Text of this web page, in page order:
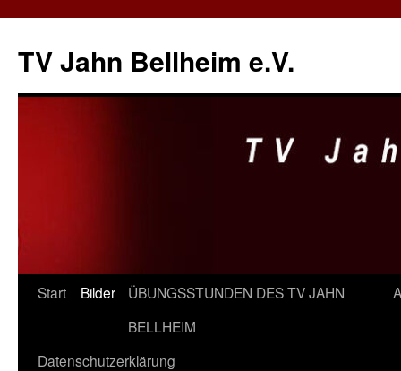
springen
TV Jahn Bellheim e.V.
Start Bilder
ÜBUNGSSTUNDEN DES TV JAHN
BELLHEIM
Datenschutzerklärung